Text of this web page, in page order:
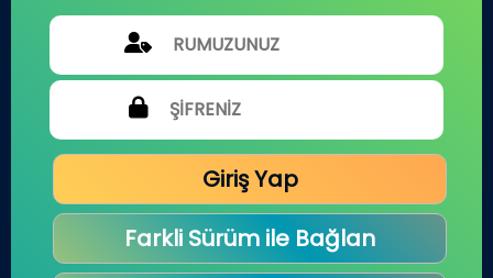
Giriş Yap
Farkli Sürüm ile Bağlan